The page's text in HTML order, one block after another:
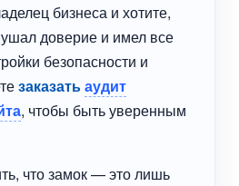
бизнеса и хотите,
доверие и имел все
безопасности и
заказатьаудит
, чтобы быть уверенным
что замок — это лишь